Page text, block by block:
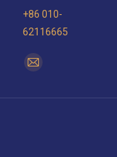
+86 010-
62116665
找到我们：
Mail